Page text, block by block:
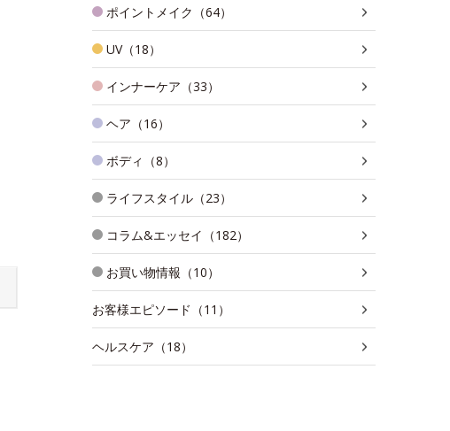
ポイントメイク（64）
UV（18）
インナーケア（33）
ヘア（16）
ボディ（8）
ライフスタイル（23）
コラム&エッセイ（182）
お買い物情報（10）
お客様エピソード（11）
ヘルスケア（18）